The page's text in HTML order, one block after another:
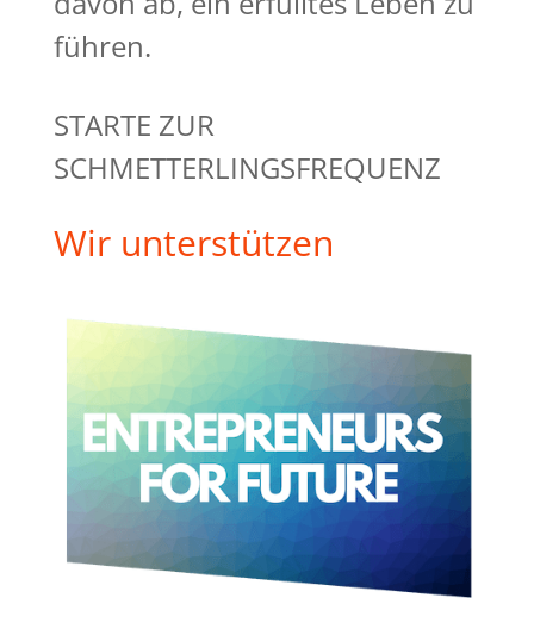
führen.
STARTE ZUR
SCHMETTERLINGSFREQUENZ
Wir unterstützen